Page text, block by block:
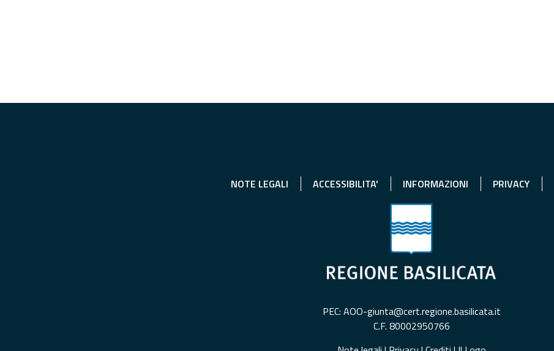
NOTE LEGALI ACCESSIBILITA' INFORMAZIONI PRIVACY
PEC: AOO-giunta@cert.regione.basilicata.it
C.F. 80002950766